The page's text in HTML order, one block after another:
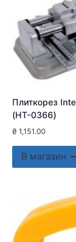
Плиткорез
(HT-0366)
₴ 1,151.00
В магазин